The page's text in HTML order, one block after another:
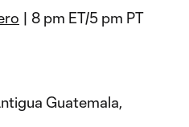
| 8 pm ET/5 pm PT
Guatemala,